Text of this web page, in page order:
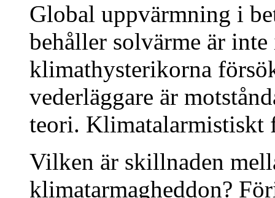
Global uppvärmning i
behåller solvärme är
klimathysterikorna
vederläggare är
teori. Klimatalarmistiskt
Vilken är skillnaden
klimatarmagheddon?